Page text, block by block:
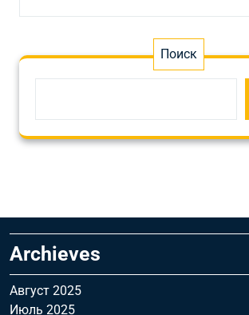
Поиск
Archieves
Август 2025
Июль 2025